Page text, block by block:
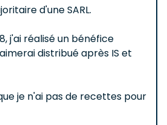
d'une SARL.
j'ai réalisé un bénéfice
distribué après IS et
je n'ai pas de recettes pour